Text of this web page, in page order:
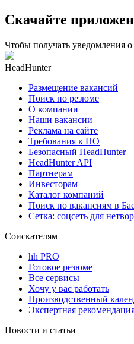
Скачайте
Чтобы получать уведомления
HeadHunter
Размещение вакансий
Поиск по резюме
О компании
Наши вакансии
Реклама на сайте
Требования к ПО
Безопасный HeadHunter
HeadHunter API
Партнерам
Инвесторам
Каталог компаний
Поиск по вакансиям в
Сетка: соцсеть для
Соискателям
hh PRO
Готовое резюме
Все сервисы
Хочу у вас работать
Производственный
Экспертная
Новости и статьи